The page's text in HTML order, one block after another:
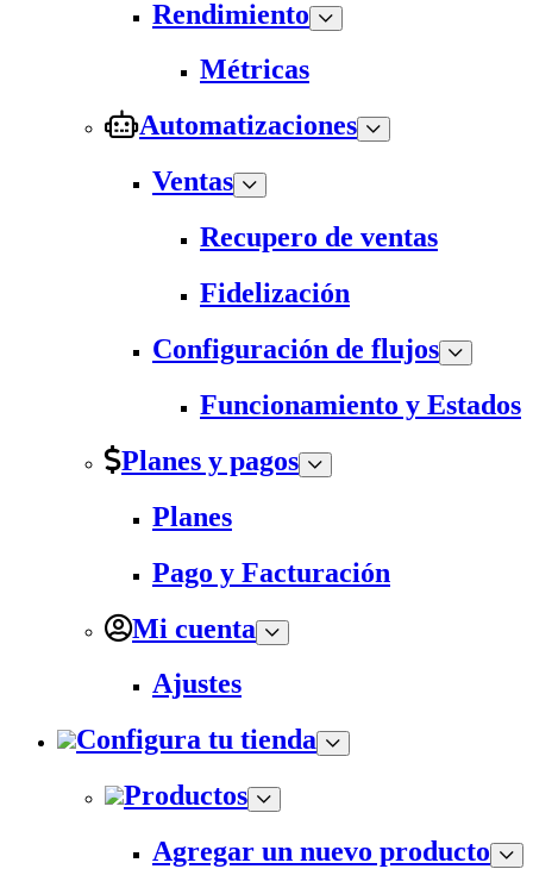
Rendimiento
Métricas
Automatizaciones
Ventas
Recupero de ventas
Fidelización
Configuración de flujos
Funcionamiento y Estados
Planes y pagos
Planes
Pago y Facturación
Mi cuenta
Ajustes
Configura tu tienda
Productos
Agregar un nuevo producto